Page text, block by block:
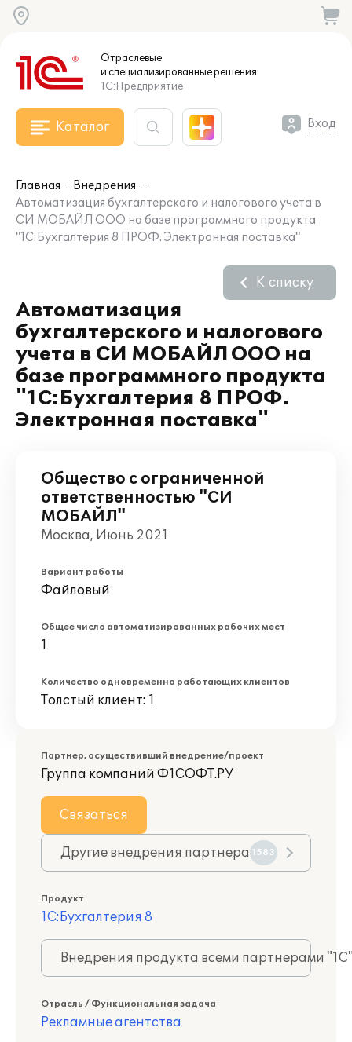
Отраслевые
и специализированныерешения
1С:Предприятие
Каталог Вход
Главная
Внедрения
Автоматизация бухгалтерского и налогового учета в
СИ МОБАЙЛ ООО на базе программного продукта
"1С:Бухгалтерия 8 ПРОФ. Электронная поставка"
Автоматизация
бухгалтерского и налогового
учета в СИ МОБАЙЛ ООО на
базе программного продукта
"1С:Бухгалтерия 8 ПРОФ.
Электронная поставка"
К списку
Общество с ограниченной
ответственностью "СИ
МОБАЙЛ"
Москва, Июнь 2021
Вариант работы
Файловый
Общее число автоматизированных рабочих мест
1
Количество одновременно работающих клиентов
Толстый клиент: 1
Партнер, осуществивший внедрение/проект
Группа компаний Ф1СОФТ.РУ
Связаться
Другие внедрения партнера 1583
Продукт
1С:Бухгалтерия 8
Внедрения продукта всеми партнерами
Отрасль / Функциональная задача
Рекламные агентства